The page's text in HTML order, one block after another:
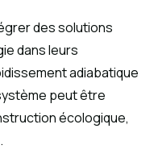
des solutions
dans leurs
adiabatique
peut être
écologique,